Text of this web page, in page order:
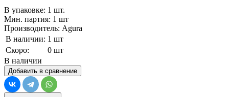
В упаковке: 1 шт.
Мин. партия: 1 шт
Производитель: Agura
В наличии: 1 шт
Скоро:
0 шт
В наличии
Добавить в сравнение